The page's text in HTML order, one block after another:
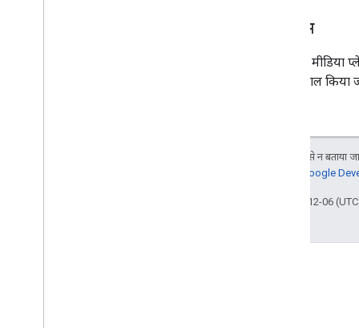
लाइसेंस
वेब सेंडर, मीडिया
का इस्तेमाल किया
जब तक कुछ अलग से न बताया
Google
आखिरी बार 2022-12-06